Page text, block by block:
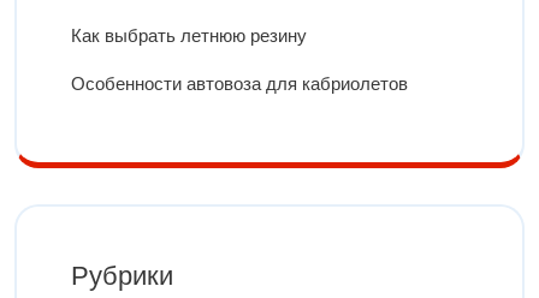
Как выбрать летнюю резину
Особенности автовоза для кабриолетов
Рубрики